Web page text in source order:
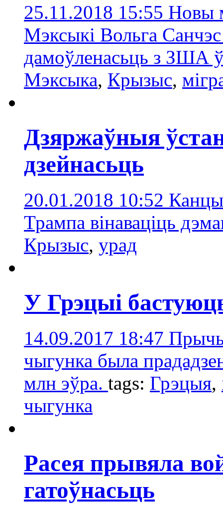
25.11.2018 15:55 Новы
Мэксыкі Вольга
дамоўленасьць з ЗША
Мэксыка, Крызыс,
Дзяржаўныя
дзейнасьць
20.01.2018 10:52
Трампа вінаваціць
Крызыс, урад
У Грэцыі
14.09.2017 18:47
чыгунка была
млн эўра. tags: Грэцыя,
чыгунка
Расея прывяла
гатоўнасьць